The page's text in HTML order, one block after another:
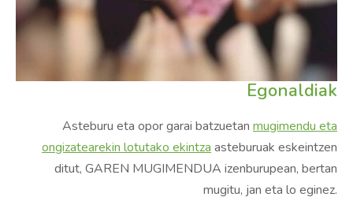
Egonaldiak
Asteburu eta opor garai batzuetan mugimendu eta
ongizatearekin lotutako ekintza asteburuak eskeintzen
ditut, GAREN MUGIMENDUA izenburupean, bertan
mugitu, jan eta lo eginez.